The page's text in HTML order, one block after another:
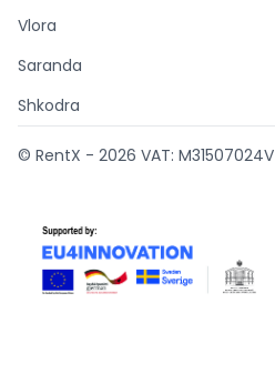
Vlora
Saranda
Shkodra
© RentX - 2026 VAT: M31507024V